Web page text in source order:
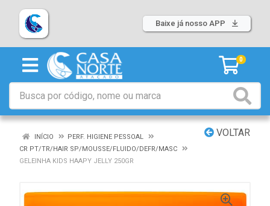
Baixe já nosso APP
0
VOLTAR
INÍCIO
PERF. HIGIENE PESSOAL
CR PT/TR/HAIR SP/MOUSSE/FLUIDO/DEFR/MASC
GELEINHA KIDS HAAPY JELLY 250GR